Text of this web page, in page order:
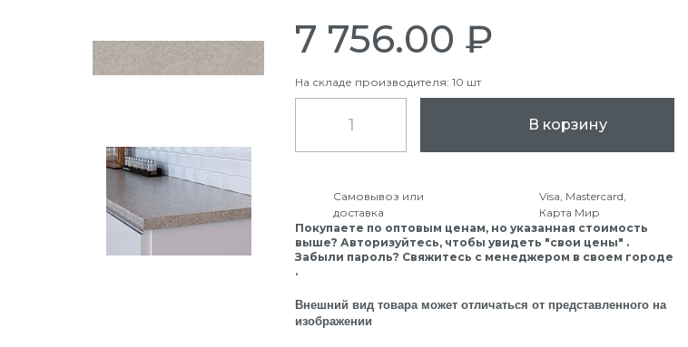
7 756.00 ₽
На складе производителя: 10 шт
В корзину
Самовывоз или
доставка
Visa, Mastercard,
Карта Мир
Покупаете по оптовым ценам, но указанная стоимость
выше? Авторизуйтесь, чтобы увидеть "свои цены" .
Забыли пароль? Свяжитесь с менеджером в своем городе
.
Внешний вид товара может отличаться от представленного на
изображении